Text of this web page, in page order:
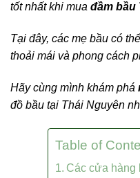
tốt nhất khi mua đầm bầu
Tại đây, các mẹ bầu có
thoải mái và phong cách
Hãy cùng mình khám phá
đồ bầu tại Thái Nguyên
Table of
Các cửa hàng